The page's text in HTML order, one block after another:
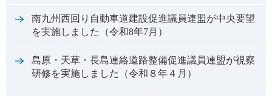
南九州西回り自動車道建設促進議員連盟が中央要望
を実施しました（令和8年7月）
島原・天草・長島連絡道路整備促進議員連盟が視察
研修を実施しました（令和８年４月）